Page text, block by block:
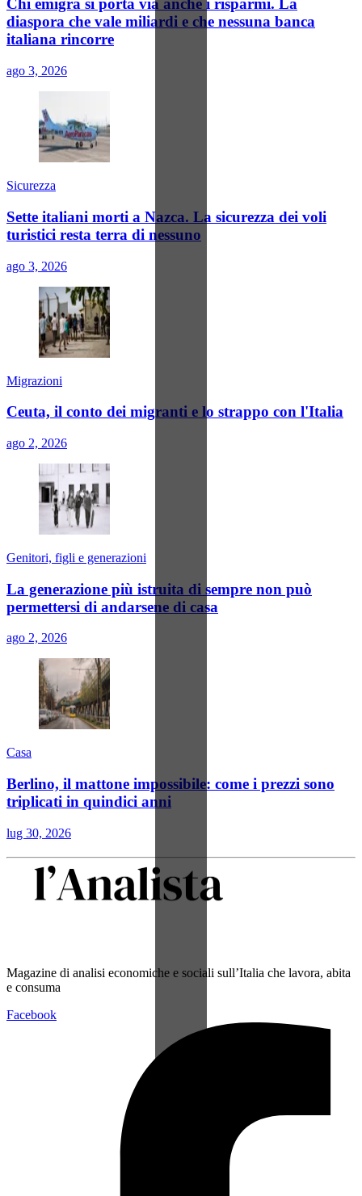
Chi emigra si porta via anche i risparmi. La
diaspora che vale miliardi e che nessuna banca
italiana rincorre
ago 3, 2026
Sicurezza
Sette italiani morti a Nazca. La sicurezza dei voli
turistici resta terra di nessuno
ago 3, 2026
Migrazioni
Ceuta, il conto dei migranti e lo strappo con l'Italia
ago 2, 2026
Genitori, figli e generazioni
La generazione più istruita di sempre non può
permettersi di andarsene di casa
ago 2, 2026
Casa
Berlino, il mattone impossibile: come i prezzi sono
triplicati in quindici anni
lug 30, 2026
Magazine di analisi economiche e sociali sull’Italia che lavora, abita
e consuma
Facebook